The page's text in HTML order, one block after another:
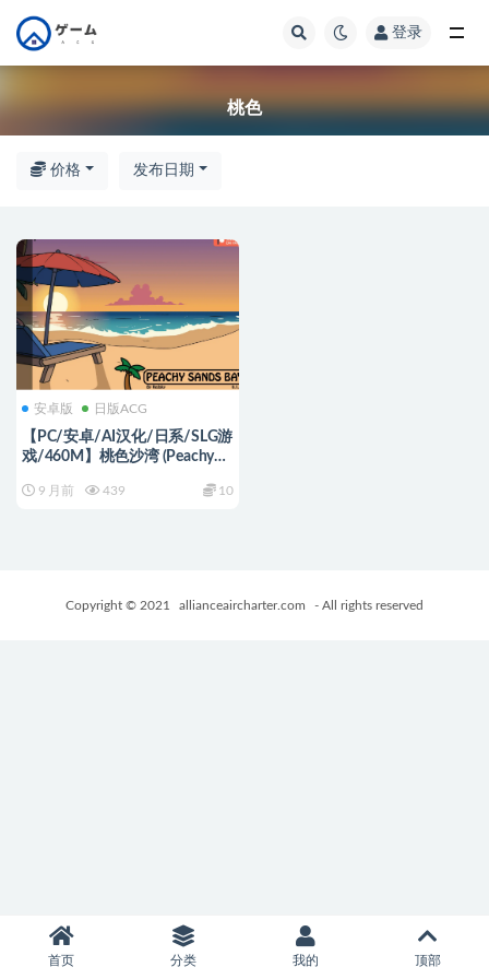
登录
桃色
价格 发布日期
安卓版 日版ACG
【PC/安卓/AI汉化/日系/SLG游
戏/460M】桃色沙湾 (Peachy
+PC+安卓+日系SLG游戏+460M
9 月前 439 10
Copyright © 2021 allianceaircharter.com - All rights reserved
首页 分类 我的 顶部